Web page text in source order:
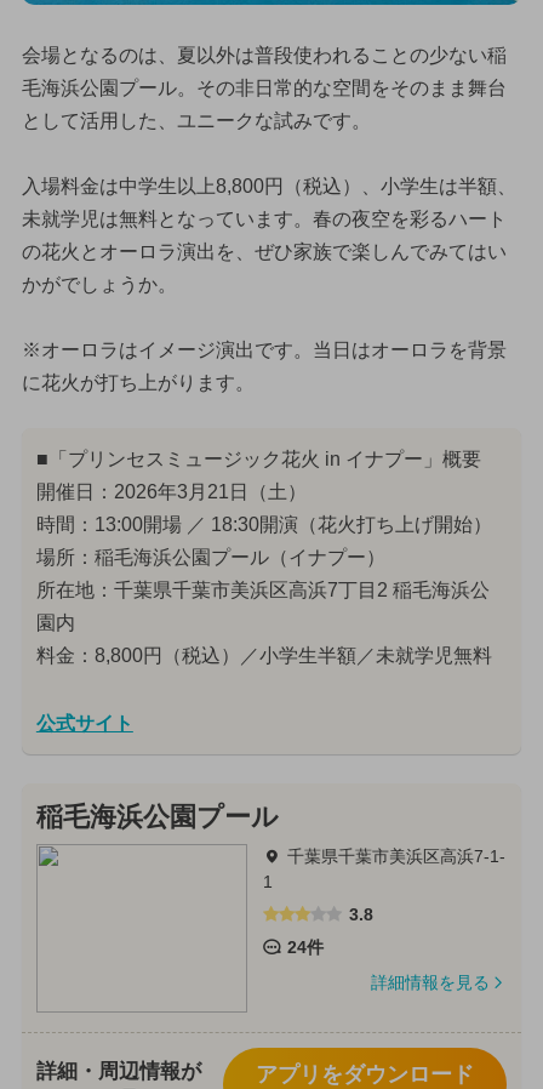
会場となるのは、夏以外は普段使われることの少ない稲
毛海浜公園プール。その非日常的な空間をそのまま舞台
として活用した、ユニークな試みです。
入場料金は中学生以上8,800円（税込）、小学生は半額、
未就学児は無料となっています。春の夜空を彩るハート
の花火とオーロラ演出を、ぜひ家族で楽しんでみてはい
かがでしょうか。
※オーロラはイメージ演出です。当日はオーロラを背景
に花火が打ち上がります。
■「プリンセスミュージック花火 in イナプー」概要
開催日：2026年3月21日（土）
時間：13:00開場 ／ 18:30開演（花火打ち上げ開始）
場所：稲毛海浜公園プール（イナプー）
所在地：千葉県千葉市美浜区高浜7丁目2 稲毛海浜公
園内
料金：8,800円（税込）／小学生半額／未就学児無料
公式サイト
稲毛海浜公園プール
千葉県千葉市美浜区高浜7-1-
1
3.8
24件
詳細情報を見る
詳細・周辺情報が
アプリをダウンロード